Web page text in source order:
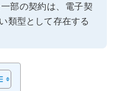
部の契約は、電子契
類型として存在する